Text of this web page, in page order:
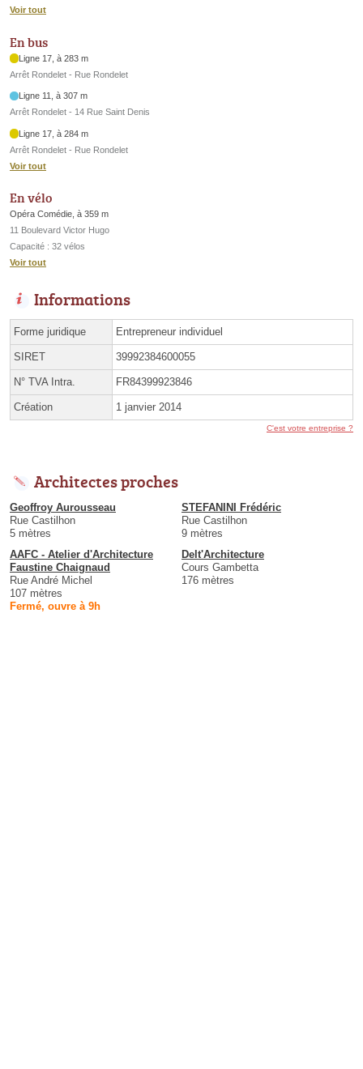
Voir tout
En bus
Ligne 17, à 283 m
Arrêt Rondelet - Rue Rondelet
Ligne 11, à 307 m
Arrêt Rondelet - 14 Rue Saint Denis
Ligne 17, à 284 m
Arrêt Rondelet - Rue Rondelet
Voir tout
En vélo
Opéra Comédie, à 359 m
11 Boulevard Victor Hugo
Capacité : 32 vélos
Voir tout
Informations
Forme juridique Entrepreneur individuel
SIRET 39992384600055
N° TVA Intra. FR84399923846
Création 1 janvier 2014
C'est votre entreprise ?
Architectes proches
Geoffroy Aurousseau
Rue Castilhon
5 mètres
STEFANINI Frédéric
Rue Castilhon
9 mètres
AAFC - Atelier d'Architecture
Faustine Chaignaud
Rue André Michel
107 mètres
Fermé, ouvre à 9h
Delt'Architecture
Cours Gambetta
176 mètres